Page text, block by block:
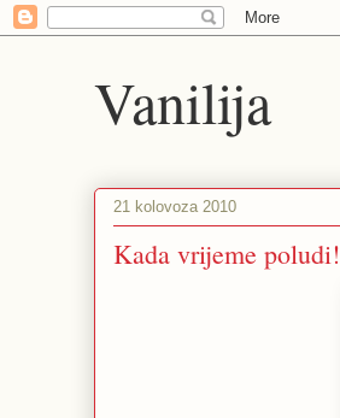
Vanilija
21 kolovoza 2010
Kada vrijeme poludi!